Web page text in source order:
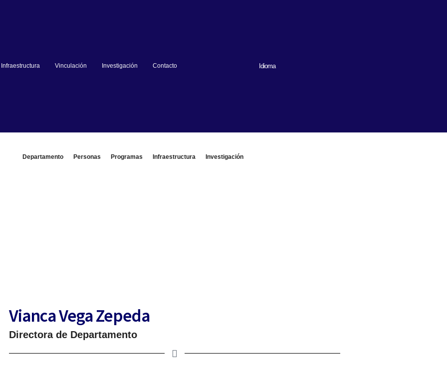
Infraestructura Vinculación Investigación Contacto Idioma
Departamento Personas Programas Infraestructura Investigación
Vianca Vega Zepeda
Directora de Departamento